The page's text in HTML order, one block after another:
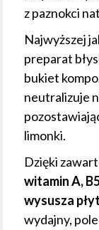
z paznokci
Najwyższej
preparat
bukiet
neutralizuje
limonki.
Dzięki
witamin A,
wysusza
wydajny,